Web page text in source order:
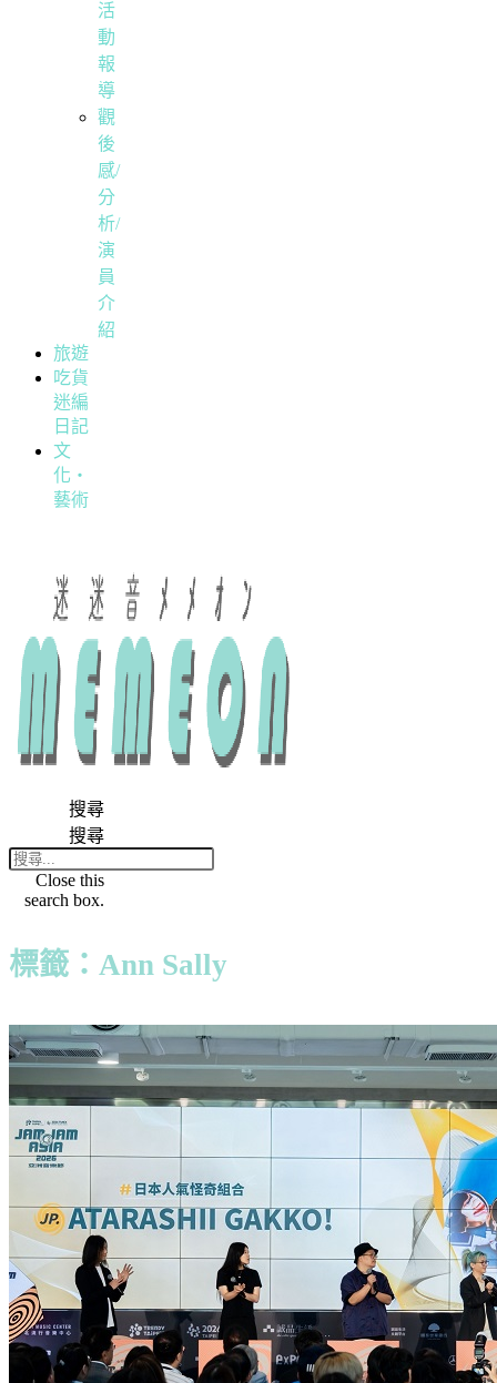
活
動
報
導
觀
後
感/
分
析/
演
員
介
紹
旅遊
吃貨
迷編
日記
文
化・
藝術
搜尋
搜尋
Close this
search box.
標籤：Ann Sally